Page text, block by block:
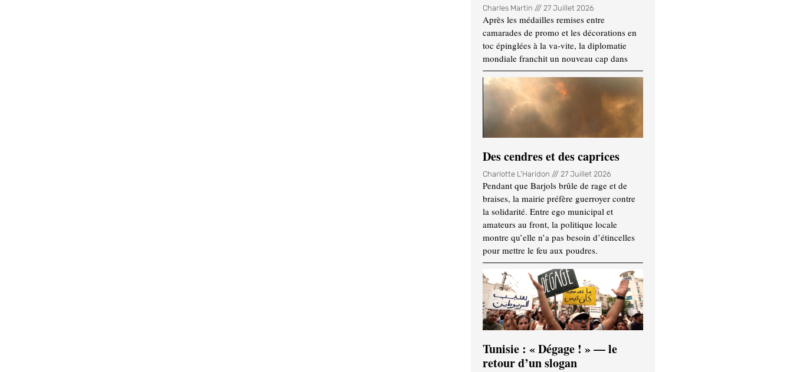
Charles Martin 27 Juillet 2026
Après les médailles remises entre
camarades de promo et les décorations en
toc épinglées à la va-vite, la diplomatie
mondiale franchit un nouveau cap dans
Des cendres et des caprices
Charlotte L'Haridon 27 Juillet 2026
Pendant que Barjols brûle de rage et de
braises, la mairie préfère guerroyer contre
la solidarité. Entre ego municipal et
amateurs au front, la politique locale
montre qu’elle n’a pas besoin d’étincelles
pour mettre le feu aux poudres.
Tunisie : « Dégage ! » — le
retour d’un slogan